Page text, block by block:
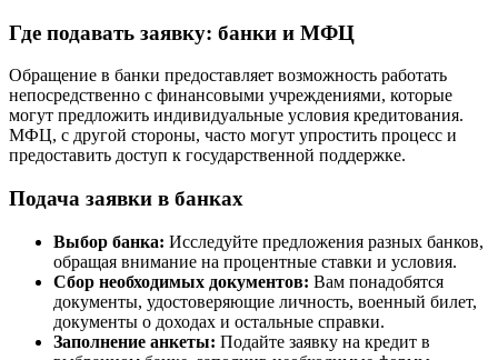
Где подавать заявку: банки и МФЦ
Обращение в банки предоставляет возможность работать
непосредственно с финансовыми учреждениями, которые
могут предложить индивидуальные условия кредитования.
МФЦ, с другой стороны, часто могут упростить процесс и
предоставить доступ к государственной поддержке.
Подача заявки в банках
Выбор банка: Исследуйте предложения разных банков,
обращая внимание на процентные ставки и условия.
Сбор необходимых документов: Вам понадобятся
документы, удостоверяющие личность, военный билет,
документы о доходах и остальные справки.
Заполнение анкеты: Подайте заявку на кредит в